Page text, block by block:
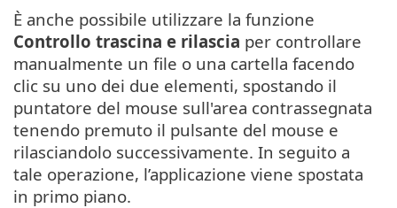
È anche possibile utilizzare la funzione
Controllo trascina e rilascia per controllare
manualmente un file o una cartella facendo
clic su uno dei due elementi, spostando il
puntatore del mouse sull'area contrassegnata
tenendo premuto il pulsante del mouse e
rilasciandolo successivamente. In seguito a
tale operazione, l’applicazione viene spostata
in primo piano.